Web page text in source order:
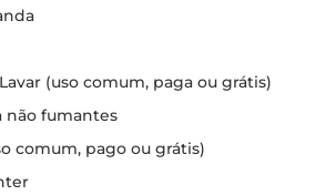
(uso comum, paga ou grátis)
não fumantes
comum, pago ou grátis)